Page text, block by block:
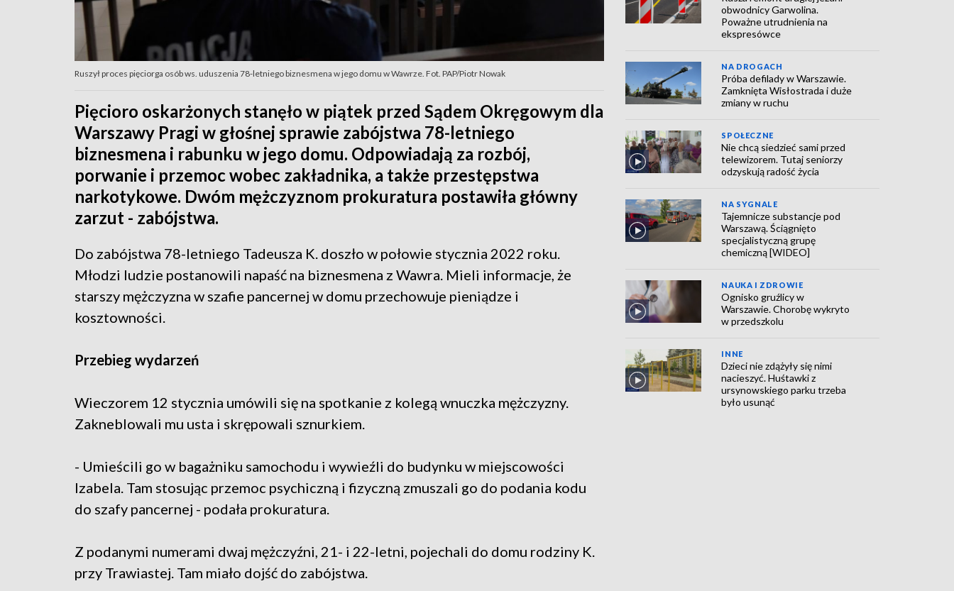
Ruszył proces pięciorga osób ws. uduszenia 78-letniego biznesmena w jego domu w Wawrze. Fot. PAP/Piotr Nowak
Pięcioro oskarżonych stanęło w piątek przed Sądem Okręgowym dla
Warszawy Pragi w głośnej sprawie zabójstwa 78-letniego
biznesmena i rabunku w jego domu. Odpowiadają za rozbój,
porwanie i przemoc wobec zakładnika, a także przestępstwa
narkotykowe. Dwóm mężczyznom prokuratura postawiła główny
zarzut - zabójstwa.
Do zabójstwa 78-letniego Tadeusza K. doszło w połowie stycznia 2022 roku.
Młodzi ludzie postanowili napaść na biznesmena z Wawra. Mieli informacje, że
starszy mężczyzna w szafie pancernej w domu przechowuje pieniądze i
kosztowności.
Przebieg wydarzeń
Wieczorem 12 stycznia umówili się na spotkanie z kolegą wnuczka mężczyzny.
Zakneblowali mu usta i skrępowali sznurkiem.
- Umieścili go w bagażniku samochodu i wywieźli do budynku w miejscowości
Izabela. Tam stosując przemoc psychiczną i fizyczną zmuszali go do podania kodu
do szafy pancernej - podała prokuratura.
Z podanymi numerami dwaj mężczyźni, 21- i 22-letni, pojechali do domu rodziny K.
przy Trawiastej. Tam miało dojść do zabójstwa.
obwodnicy Garwolina.
Poważne utrudnienia na
ekspresówce
NA DROGACH
Próba defilady w Warszawie.
Zamknięta Wisłostrada i duże
zmiany w ruchu
SPOŁECZNE
Nie chcą siedzieć sami przed
telewizorem. Tutaj seniorzy
odzyskują radość życia
NA SYGNALE
Tajemnicze substancje pod
Warszawą. Ściągnięto
specjalistyczną grupę
chemiczną [WIDEO]
NAUKA I ZDROWIE
Ognisko gruźlicy w
Warszawie. Chorobę wykryto
w przedszkolu
INNE
Dzieci nie zdążyły się nimi
nacieszyć. Huśtawki z
ursynowskiego parku trzeba
było usunąć